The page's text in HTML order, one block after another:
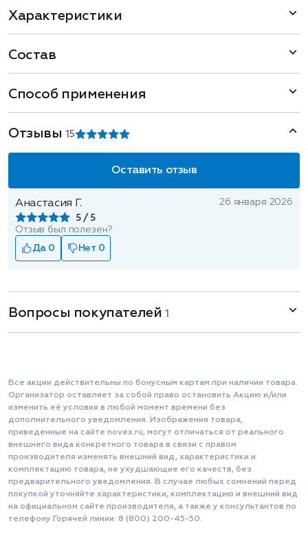
Характеристики
Состав
Способ применения
Отзывы1 5
Оставить отзыв
Анастасия Г.
5
26 января 2026
Отзыв был полезен?
Да 0
Нет 0
Вопросы покупателей 1
Все акции действительны по бонусным картам при наличии товара.
Организатор оставляет за собой право остановить Акцию и/или
изменить её условия в любой момент времени без
дополнительного уведомления. Изображения товара,
приведенные на сайте novex.ru, могут отличаться от реального
внешнего вида конкретного товара в связи с правом
производителя изменять внешний вид, характеристики и
комплектацию товара, не ухудшающие его качеств, без
предварительного уведомления. В случае любых сомнений перед
покупкой уточняйте характеристики, комплектацию и внешний вид
на официальном сайте производителя, а также у консультантов по
телефону Горячей линии: 8 (800) 200-45-50.